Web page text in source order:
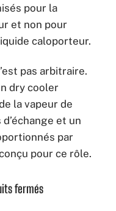
pour la
et non pour
caloporteur.
pas arbitraire.
dry cooler
la vapeur de
et un
par
pour ce rôle.
fermés